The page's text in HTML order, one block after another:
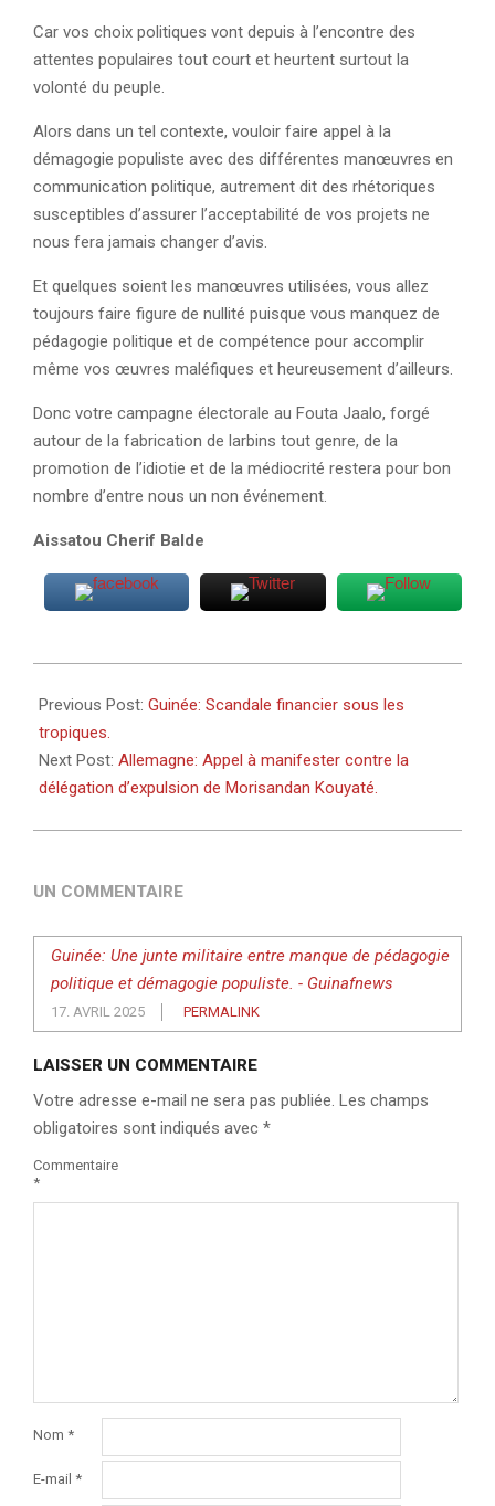
Car vos choix politiques vont depuis à l’encontre des
attentes populaires tout court et heurtent surtout la
volonté du peuple.
Alors dans un tel contexte, vouloir faire appel à la
démagogie populiste avec des différentes manœuvres en
communication politique, autrement dit des rhétoriques
susceptibles d’assurer l’acceptabilité de vos projets ne
nous fera jamais changer d’avis.
Et quelques soient les manœuvres utilisées, vous allez
toujours faire figure de nullité puisque vous manquez de
pédagogie politique et de compétence pour accomplir
même vos œuvres maléfiques et heureusement d’ailleurs.
Donc votre campagne électorale au Fouta Jaalo, forgé
autour de la fabrication de larbins tout genre, de la
promotion de l’idiotie et de la médiocrité restera pour bon
nombre d’entre nous un non événement.
Aissatou Cherif Balde
04-
16
Previous Post: Guinée: Scandale financier sous les
tropiques.
Next Post: Allemagne: Appel à manifester contre la
délégation d’expulsion de Morisandan Kouyaté.
UN COMMENTAIRE
Guinée: Une junte militaire entre manque de pédagogie
politique et démagogie populiste. - Guinafnews
17. AVRIL 2025 PERMALINK
LAISSER UN COMMENTAIRE
Votre adresse e-mail ne sera pas publiée. Les champs
obligatoires sont indiqués avec *
Commentaire
*
Nom *
E-mail *